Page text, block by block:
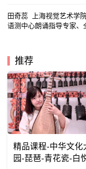
田奇蕊 上海视觉艺术学
语测中心朗诵指导专家、
推荐
精品课程-中华文化
园-琵琶-青花瓷-白